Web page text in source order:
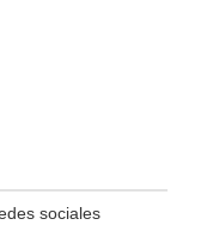
sociales